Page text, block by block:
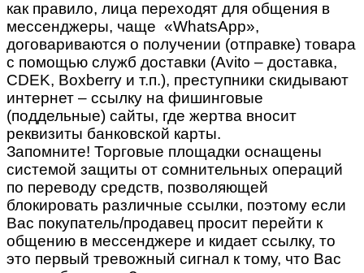
как правило, лица переходят для общения в
мессенджеры, чаще «WhatsApp»,
договариваются о получении (отправке) товара
с помощью служб доставки (Avito – доставка,
CDEK, Boxberry и т.п.), преступники скидывают
интернет – ссылку на фишинговые
(поддельные) сайты, где жертва вносит
реквизиты банковской карты.
Запомните! Торговые площадки оснащены
системой защиты от сомнительных операций
по переводу средств, позволяющей
блокировать различные ссылки, поэтому если
Вас покупатель/продавец просит перейти к
общению в мессенджере и кидает ссылку, то
это первый тревожный сигнал к тому, что Вас